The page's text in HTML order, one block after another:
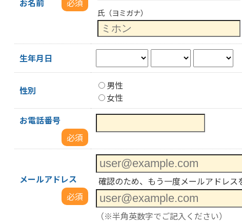
お名前 必須
氏（ヨミガナ）
生年月日
性別
男性
女性
お電話番号
必須
メールアドレス
必須
確認のため、もう一度メールアドレス
（※半角英数字でご記入ください）